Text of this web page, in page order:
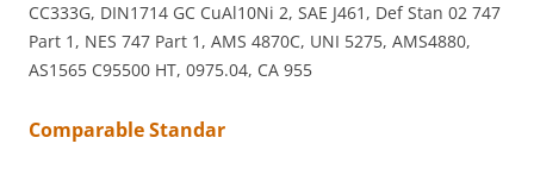
CC333G, DIN1714 GC CuAl10Ni 2, SAE J461, Def Stan 02 747
Part 1, NES 747 Part 1, AMS 4870C, UNI 5275, AMS4880,
AS1565 C95500 HT, 0975.04, CA 955
Comparable Standar